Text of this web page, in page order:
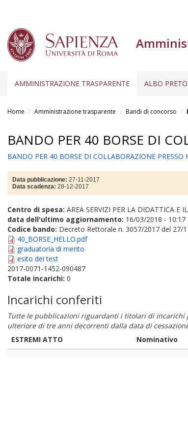
AMMINISTRAZIONE TRASPARENTE ALBO
Home Amministrazione trasparente Bandi di concorso
BANDO PER 40 BORSE DI
BANDO PER 40 BORSE DI COLLABORAZIONE PRESSO
Data pubblicazione: 27-11-2017
Data scadenza: 28-12-2017
Centro di spesa: AREA SERVIZI PER LA DIDATTICA E
data dell'ultimo aggiornamento: 16/03/2018 - 10:17
Codice bando: Decreto Rettorale n. 3057/2017 del 27/
40_BORSE_HELLO.pdf
graduatoria di merito
esito dei test
2017-0071-1452-090487
Totale incarichi: 0
Incarichi conferiti
Tutte le pubblicazioni riguardanti i titolari di
ulteriore di tre anni decorrenti dalla data di
ESTREMI ATTO
Nominativo